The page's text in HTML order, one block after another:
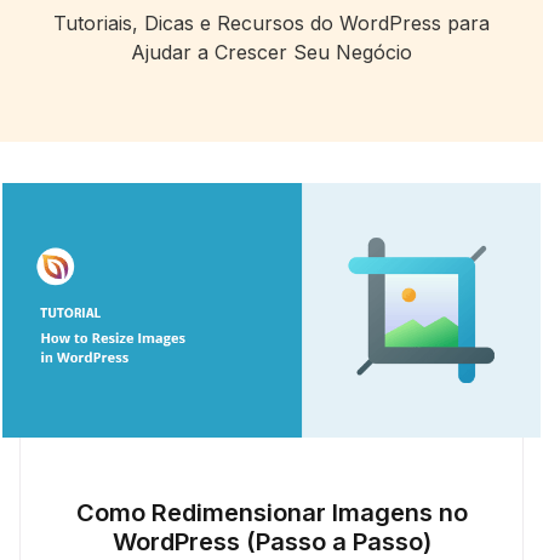
Tutoriais, Dicas e Recursos do WordPress para
Ajudar a Crescer Seu Negócio
Como Redimensionar Imagens no
WordPress (Passo a Passo)